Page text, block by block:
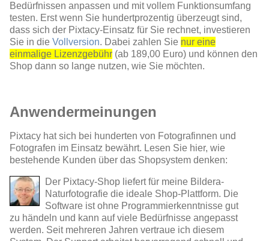
Bedürfnissen anpassen und mit vollem Funktionsumfang
testen. Erst wenn Sie hundertprozentig überzeugt sind,
dass sich der Pixtacy-Einsatz für Sie rechnet, investieren
Sie in die Vollversion. Dabei zahlen Sie nur eine
einmalige Lizenzgebühr (ab 189,00 Euro) und können den
Shop dann so lange nutzen, wie Sie möchten.
Anwendermeinungen
Pixtacy hat sich bei hunderten von Fotografinnen und
Fotografen im Einsatz bewährt. Lesen Sie hier, wie
bestehende Kunden über das Shopsystem denken:
Der Pixtacy-Shop liefert für meine Bildera-
Naturfotografie die ideale Shop-Plattform. Die
Software ist ohne Programmierkenntnisse gut
zu händeln und kann auf viele Bedürfnisse angepasst
werden. Seit mehreren Jahren vertraue ich diesem